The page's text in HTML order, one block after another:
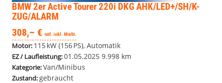
BMW 2er Active Tourer220i DKG AHK/LED+/SH/K-
ZUG/ALARM
308,– € mtl. inkl. MwSt.
Motor: 115 kW (156 PS), Automatik
EZ / Laufleistung:01.05.2025 9.998 km
Kategorie:Van/Minibus
Zustand: gebraucht